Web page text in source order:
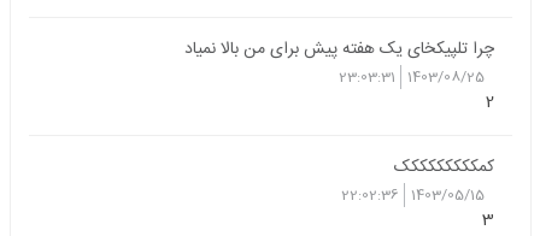
چرا تلپیکخای یک هفته پیش برای من بالا نمیاد
1403/08/25
23:03:31
2
کمککککککککک
1403/05/15
22:02:36
3